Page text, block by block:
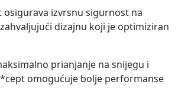
osigurava izvrsnu sigurnost na
dizajnu koji je optimiziran
prianjanje na snijegu i
omogućuje bolje performanse